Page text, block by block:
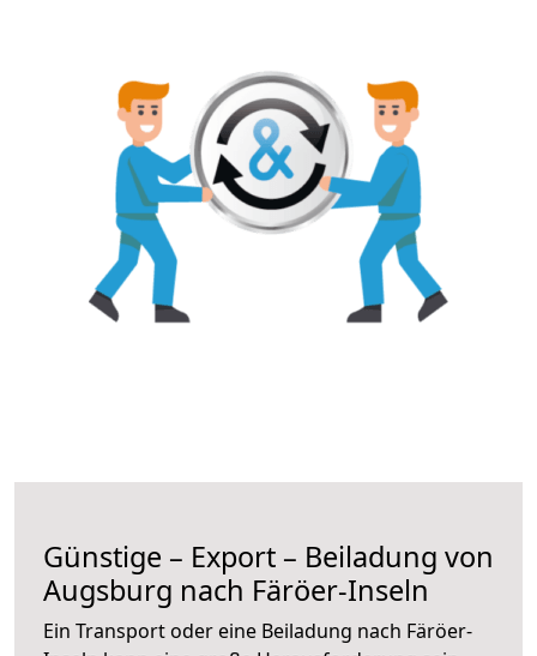
Günstige – Export – Beiladung von
Augsburg nach Färöer-Inseln
Ein Transport oder eine Beiladung nach Färöer-